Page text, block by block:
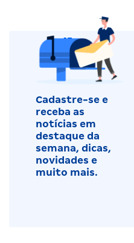
Cadastre-se e
receba as
notícias em
destaque da
semana, dicas,
novidades e
muito mais.